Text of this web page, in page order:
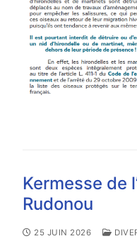
Kermesse de
Rudonou
25 JUIN 2026